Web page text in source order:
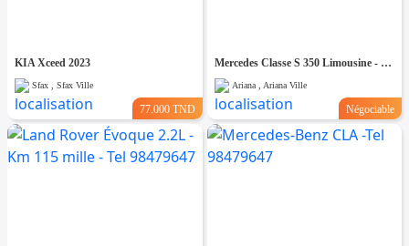
KIA Xceed 2023
Sfax , Sfax Ville
77.000 TND
Mercedes Classe S 350 Limousine - Tel 98479647
Ariana , Ariana Ville
Négociable